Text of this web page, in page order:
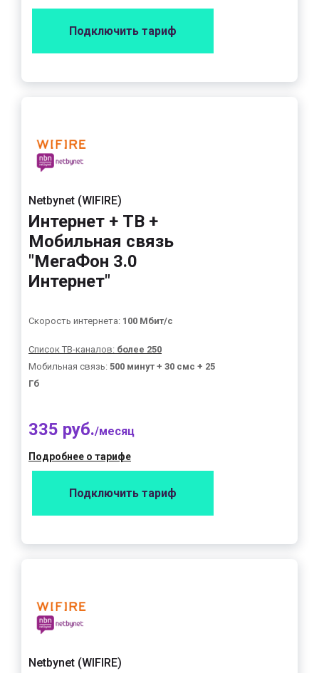
Подключить тариф
Netbynet (WIFIRE)
Интернет + ТВ +
Мобильная связь
"МегаФон 3.0
Интернет"
Скорость интернета: 100 Мбит/с
Список ТВ-каналов: более 250
Мобильная связь: 500 минут + 30 смс + 25
Гб
335 руб./месяц
Подробнее о тарифе
Подключить тариф
Netbynet (WIFIRE)